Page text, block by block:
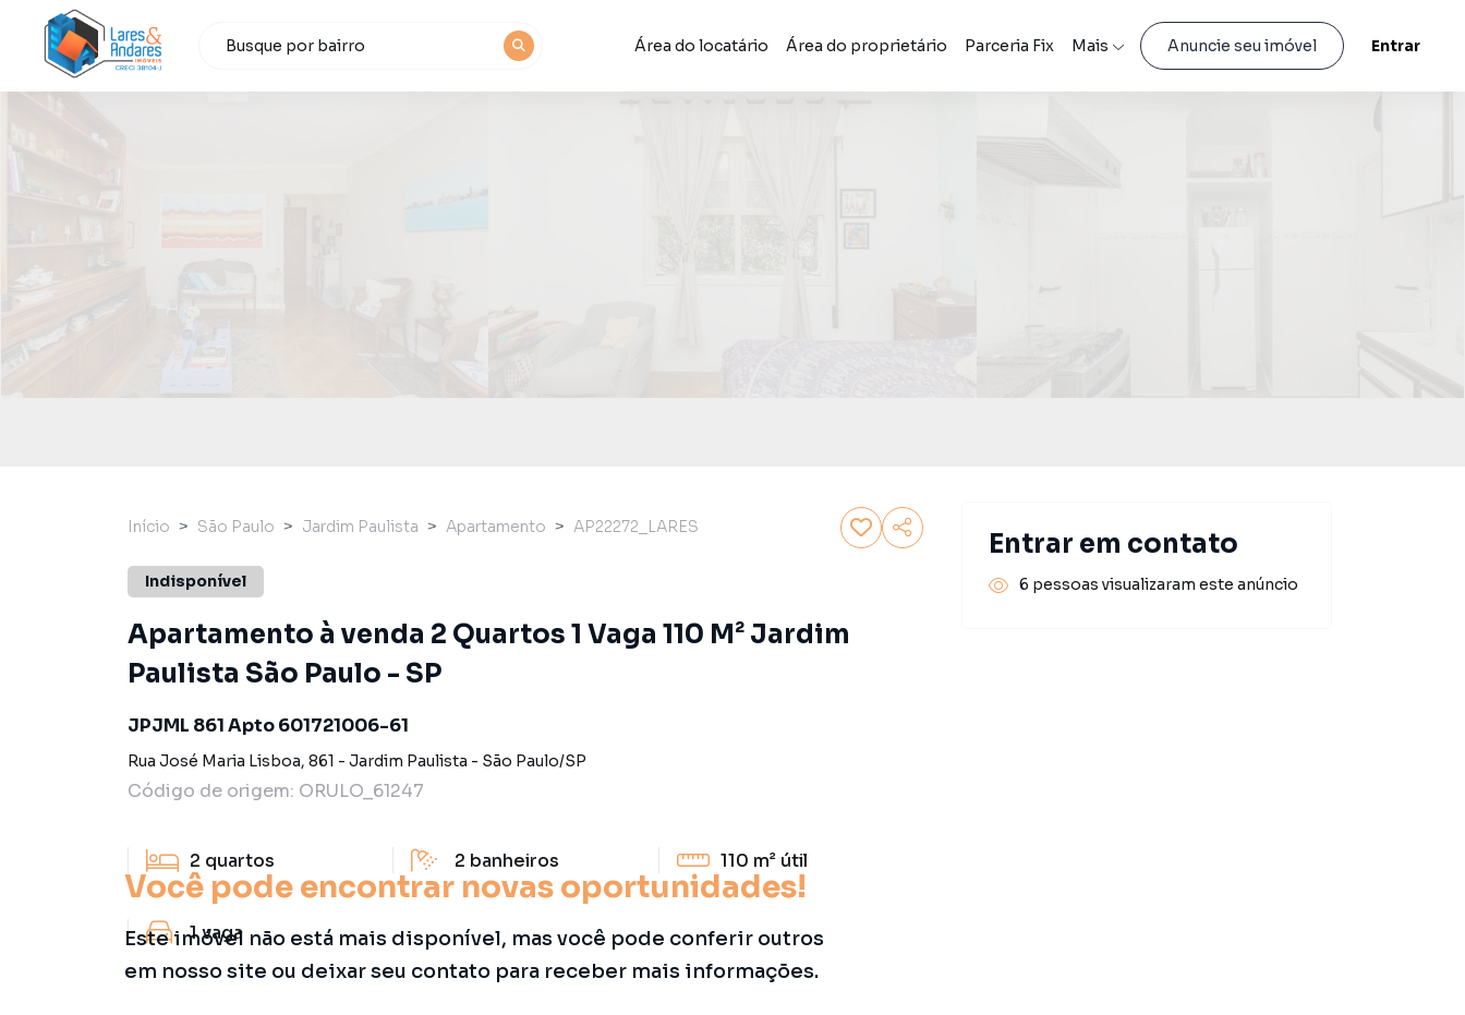
Área do locatário Área do proprietário Parceria Fix Mais Anuncie seu imóvel Entrar
Você pode encontrar novas oportunidades!
Este imóvel não está mais disponível, mas você pode conferir outros
em nosso site ou deixar seu contato para receber mais informações.
Início São Paulo Jardim Paulista Apartamento AP22272_LARES
Indisponível
Apartamento à venda 2 Quartos 1 Vaga 110 M² Jardim
Paulista São Paulo - SP
JPJML 861 Apto 601721006-61
Rua José Maria Lisboa, 861 - Jardim Paulista - São Paulo/SP
Código de origem: ORULO_61247
2 quartos 2 banheiros 110 m² útil
1vaga
Entrar em contato
6 pessoas visualizaram este anúncio